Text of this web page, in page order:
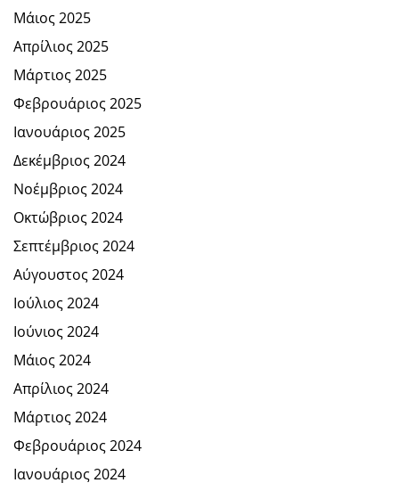
Μάιος 2025
Απρίλιος 2025
Μάρτιος 2025
Φεβρουάριος 2025
Ιανουάριος 2025
Δεκέμβριος 2024
Νοέμβριος 2024
Οκτώβριος 2024
Σεπτέμβριος 2024
Αύγουστος 2024
Ιούλιος 2024
Ιούνιος 2024
Μάιος 2024
Απρίλιος 2024
Μάρτιος 2024
Φεβρουάριος 2024
Ιανουάριος 2024